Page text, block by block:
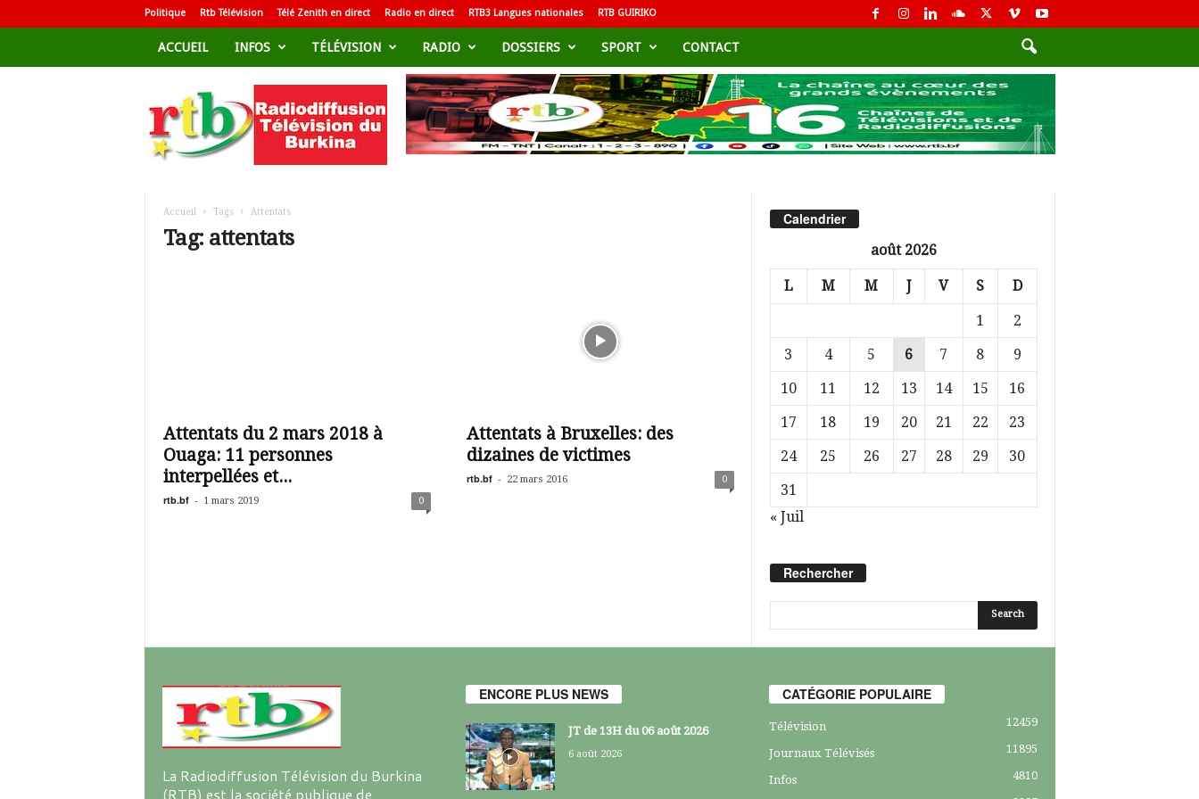
Politique Rtb Télévision Télé Zenith en direct Radio en direct RTB3 Langues nationales RTB GUIRIKO
ACCUEIL INFOS TÉLÉVISION RADIO DOSSIERS SPORT CONTACT
d
i
i
Accueil Tags Attentats
Tag: attentats
Attentats du 2 mars 2018 à
Ouaga: 11 personnes
interpellées et...
rtb.bf - 1 mars 2019 0
Attentats à Bruxelles: des
dizaines de victimes
rtb.bf - 22 mars 2016 0
Calendrier
août 2026
L M M J V S D
1
2
3
4 5 6 7 8
9
10
11 12 13 14 15
16
17
18 19 20 21 22
23
24
25 26 27 28 29
30
31
« Juil
Rechercher
La Radiodiffusion Télévision du Burkina
(RTB) est la société publique de
ENCORE PLUS NEWS
JT de 13H du 06 août 2026
6 août 2026
CATÉGORIE POPULAIRE
Télévision 12459
Journaux Télévisés 11895
Infos
4810